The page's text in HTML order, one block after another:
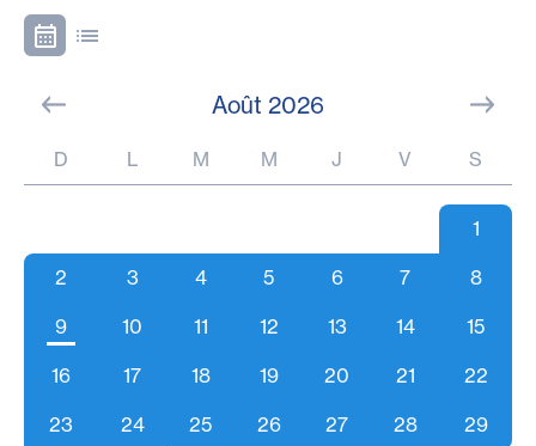
Août 2026
D L M M J V S
1
2 3 4 5 6 7 8
9 10 11 12 13 14 15
16 17 18 19 20 21 22
23 24 25 26 27 28 29